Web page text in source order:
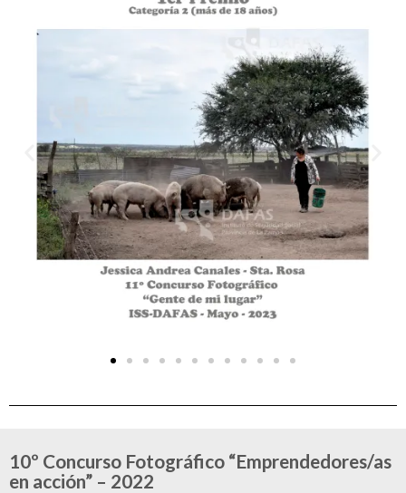
10º Concurso Fotográfico “Emprendedores/as
en acción” – 2022